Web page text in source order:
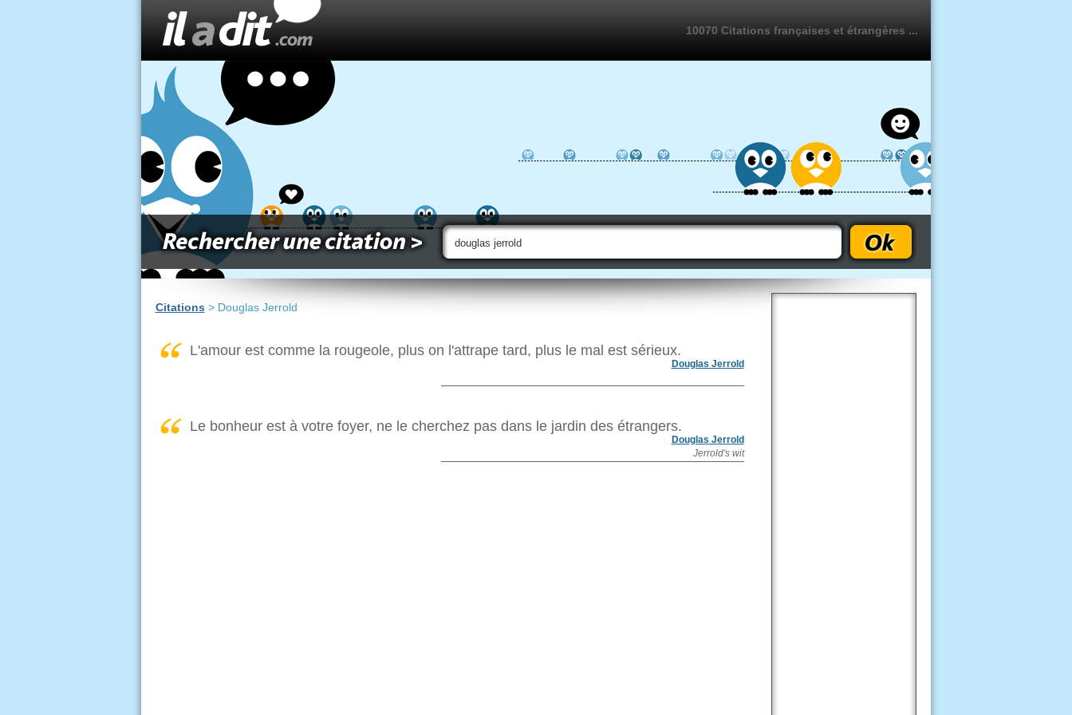
10070 Citations françaises et étrangères ...
Citations > Douglas Jerrold
L'amour est comme la rougeole, plus on l'attrape tard, plus le mal est sérieux.
Douglas Jerrold
Le bonheur est à votre foyer, ne le cherchez pas dans le jardin des étrangers.
Douglas Jerrold
Jerrold's wit